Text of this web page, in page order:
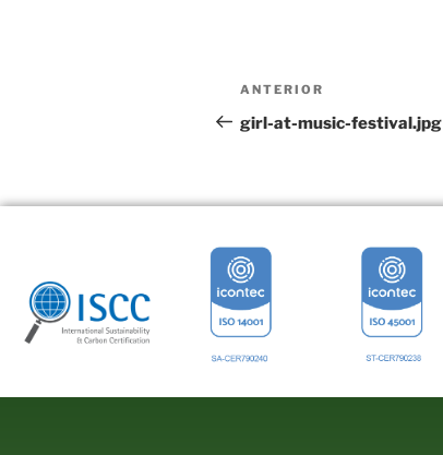
ANTERIOR
girl-at-music-festival.jpg